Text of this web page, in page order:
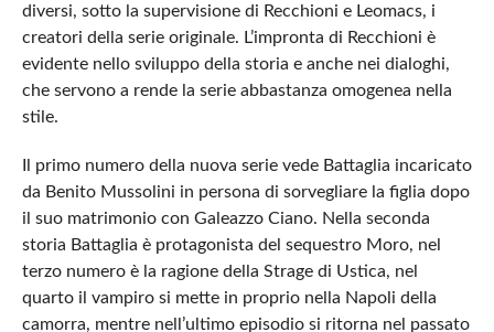
diversi, sotto la supervisione di Recchioni e Leomacs, i
creatori della serie originale. L’impronta di Recchioni è
evidente nello sviluppo della storia e anche nei dialoghi,
che servono a rende la serie abbastanza omogenea nella
stile.
Il primo numero della nuova serie vede Battaglia incaricato
da Benito Mussolini in persona di sorvegliare la figlia dopo
il suo matrimonio con Galeazzo Ciano. Nella seconda
storia Battaglia è protagonista del sequestro Moro, nel
terzo numero è la ragione della Strage di Ustica, nel
quarto il vampiro si mette in proprio nella Napoli della
camorra, mentre nell’ultimo episodio si ritorna nel passato